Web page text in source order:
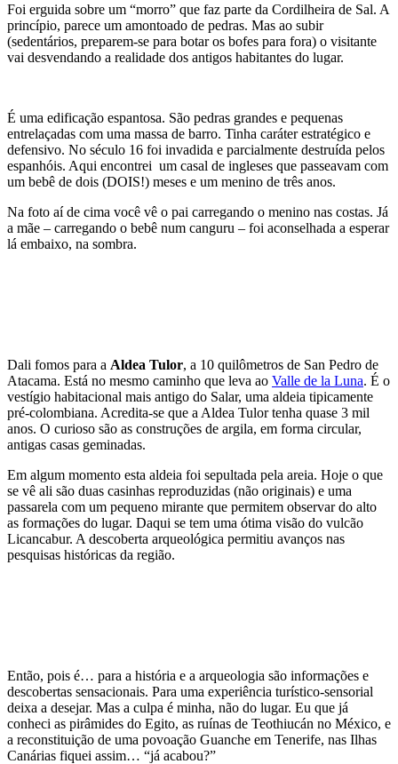
Foi erguida sobre um “morro” que faz parte da Cordilheira de Sal. A
princípio, parece um amontoado de pedras. Mas ao subir
(sedentários, preparem-se para botar os bofes para fora) o visitante
vai desvendando a realidade dos antigos habitantes do lugar.
É uma edificação espantosa. São pedras grandes e pequenas
entrelaçadas com uma massa de barro. Tinha caráter estratégico e
defensivo. No século 16 foi invadida e parcialmente destruída pelos
espanhóis. Aqui encontrei um casal de ingleses que passeavam com
um bebê de dois (DOIS!) meses e um menino de três anos.
Na foto aí de cima você vê o pai carregando o menino nas costas. Já
a mãe – carregando o bebê num canguru – foi aconselhada a esperar
lá embaixo, na sombra.
Dali fomos para a Aldea Tulor, a 10 quilômetros de San Pedro de
Atacama. Está no mesmo caminho que leva ao Valle de la Luna. É o
vestígio habitacional mais antigo do Salar, uma aldeia tipicamente
pré-colombiana. Acredita-se que a Aldea Tulor tenha quase 3 mil
anos. O curioso são as construções de argila, em forma circular,
antigas casas geminadas.
Em algum momento esta aldeia foi sepultada pela areia. Hoje o que
se vê ali são duas casinhas reproduzidas (não originais) e uma
passarela com um pequeno mirante que permitem observar do alto
as formações do lugar. Daqui se tem uma ótima visão do vulcão
Licancabur. A descoberta arqueológica permitiu avanços nas
pesquisas históricas da região.
Então, pois é… para a história e a arqueologia são informações e
descobertas sensacionais. Para uma experiência turístico-sensorial
deixa a desejar. Mas a culpa é minha, não do lugar. Eu que já
conheci as pirâmides do Egito, as ruínas de Teothiucán no México, e
a reconstituição de uma povoação Guanche em Tenerife, nas Ilhas
Canárias fiquei assim… “já acabou?”